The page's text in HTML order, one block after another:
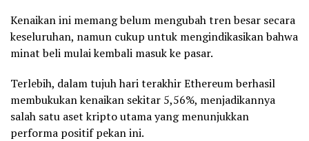
Kenaikan ini memang belum mengubah tren besar secara
keseluruhan, namun cukup untuk mengindikasikan bahwa
minat beli mulai kembali masuk ke pasar.
Terlebih, dalam tujuh hari terakhir Ethereum berhasil
membukukan kenaikan sekitar 5,56%, menjadikannya
salah satu aset kripto utama yang menunjukkan
performa positif pekan ini.